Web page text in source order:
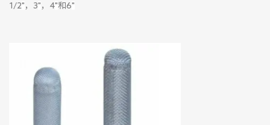
1/2" ，3" ，4"和6"